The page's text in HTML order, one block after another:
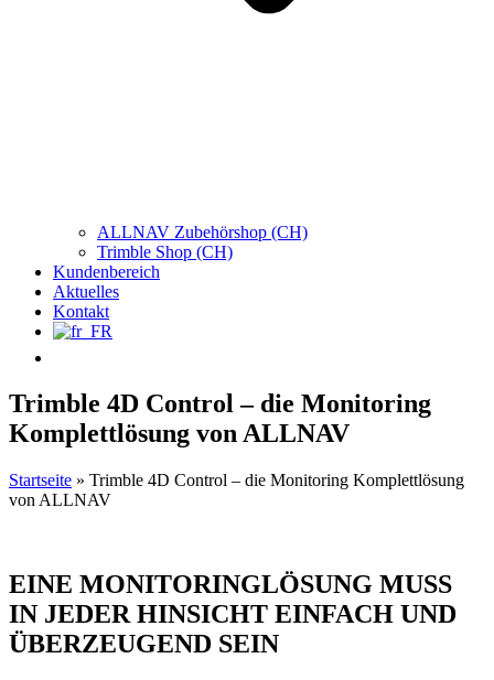
ALLNAV Zubehörshop (CH)
Trimble Shop (CH)
Kundenbereich
Aktuelles
Kontakt
Trimble 4D Control – die Monitoring
Komplettlösung von ALLNAV
Startseite » Trimble 4D Control – die Monitoring Komplettlösung
von ALLNAV
EINE MONITORINGLÖSUNG MUSS
IN JEDER HINSICHT EINFACH UND
ÜBERZEUGEND SEIN